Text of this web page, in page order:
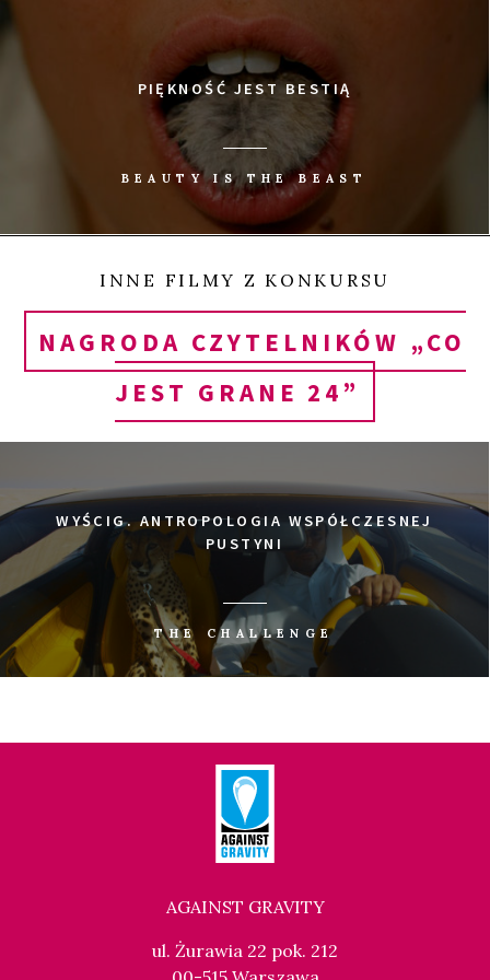
PIĘKNOŚĆ JEST BESTIĄ
BEAUTY IS THE BEAST
INNE FILMY Z KONKURSU
NAGRODA CZYTELNIKÓW „CO
JEST GRANE 24”
WYŚCIG. ANTROPOLOGIA WSPÓŁCZESNEJ
PUSTYNI
THE CHALLENGE
AGAINST GRAVITY
ul. Żurawia 22 pok. 212